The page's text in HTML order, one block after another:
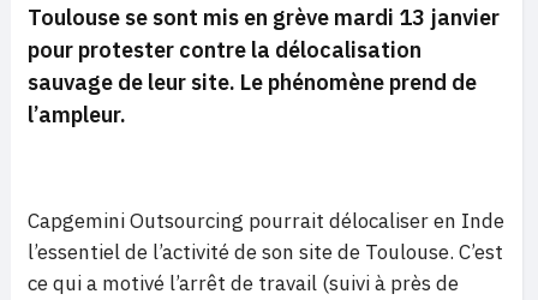
Toulouse se sont mis en grève mardi 13 janvier
pour protester contre la délocalisation
sauvage de leur site. Le phénomène prend de
l’ampleur.
Capgemini Outsourcing pourrait délocaliser en Inde
l’essentiel de l’activité de son site de Toulouse. C’est
ce qui a motivé l’arrêt de travail (suivi à près de